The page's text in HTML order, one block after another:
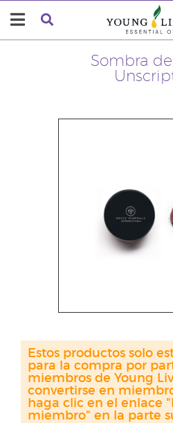
Sombra
Estos productos solo
para la compra por
miembros de Young
convertirse en
haga clic en el enlace
miembro" en la parte